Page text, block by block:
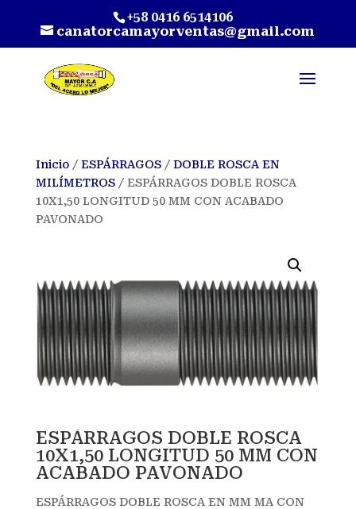
+58 0416 6514106
canatorcamayorventas@gmail.com
Inicio/ ESPÁRRAGOS/ DOBLE ROSCA EN
MILÍMETROS/ ESPÁRRAGOS DOBLE ROSCA
10X1,50 LONGITUD 50 MM CON ACABADO
PAVONADO
ESPÁRRAGOS DOBLE ROSCA
10X1,50 LONGITUD 50 MM CON
ACABADO PAVONADO
ESPÁRRAGOS DOBLE ROSCA EN MM MA CON